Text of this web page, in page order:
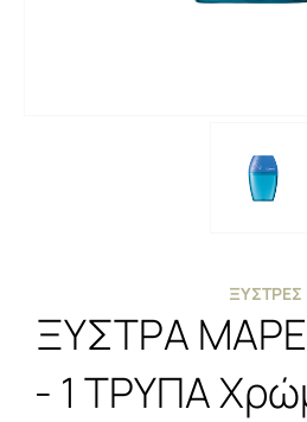
ΞΎΣΤΡΕΣ
ΞΥΣΤΡΑ
- 1 ΤΡΥΠΑ